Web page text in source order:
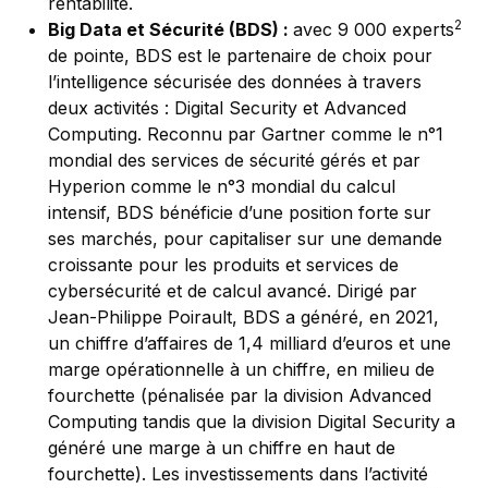
Big Data et Sécurité (BDS) : avec 9 000 experts2
de pointe, BDS est le partenaire de choix pour
l’intelligence sécurisée des données à travers
deux activités : Digital Security et Advanced
Computing. Reconnu par Gartner comme le n°1
mondial des services de sécurité gérés et par
Hyperion comme le n°3 mondial du calcul
intensif, BDS bénéficie d’une position forte sur
ses marchés, pour capitaliser sur une demande
croissante pour les produits et services de
cybersécurité et de calcul avancé. Dirigé par
Jean-Philippe Poirault, BDS a généré, en 2021,
un chiffre d’affaires de 1,4 milliard d’euros et une
marge opérationnelle à un chiffre, en milieu de
fourchette (pénalisée par la division Advanced
Computing tandis que la division Digital Security a
généré une marge à un chiffre en haut de
fourchette). Les investissements dans l’activité